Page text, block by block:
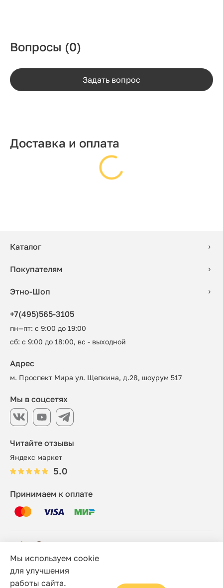
Вопросы (0)
Задать вопрос
Доставка и оплата
Каталог
Покупателям
Этно-Шоп
+7(495)565-3105
пн—пт: с 9:00 до 19:00
сб: с 9:00 до 18:00, вс - выходной
Читайте отзывы
Яндекс маркет
5.0
Адрес
м. Проспект Мира ул. Щепкина, д.28, шоурум 517
Принимаем к оплате
Мы в соцсетях
© 2006 - 2026 Этно-шоп, Интернет-магазин
Политика конфиденциальности
Мы используем cookie
для улучшения
работы сайта.